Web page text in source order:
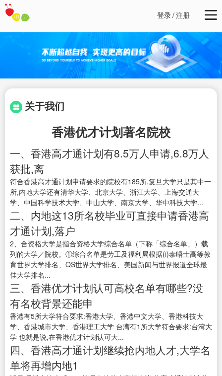
登录/注册
关于我们
香港优才计划著名院校
一、香港高才通计划有8.5万人申请,6.8万人
获批,离
符合香港高才通计划申请要求的院校有185所,复旦大学只是其中一
所,内地大学还有清华大学、北京大学、浙江大学、上海交通大
学、中国科学技术大学、中山大学、南京大学、华中科技大学...
二、内地这13所名校毕业可直接申请香港高
才通计划,落户
2、合资格大学是指合资格大学综合名单（下称「综合名单」）载
列的大学／院校。①综合名单是劳工及福利局根据(i)泰晤士高等教
育世界大学排名、QS世界大学排名、美国新闻与世界报道全球最
佳大学排名...
三、香港优才计划认可高校名单有哪些?没
有名校背景还能申
香港有5所大学符合要求:香港大学、香港中文大学、香港科技大
学、香港城市大学、香港理工大学 台湾有1所大学符合要求:台湾大
学 也就是说,在香港优才计划认可大...
四、香港高才通计划继续抢内地人才,大学名
单将再增内地1